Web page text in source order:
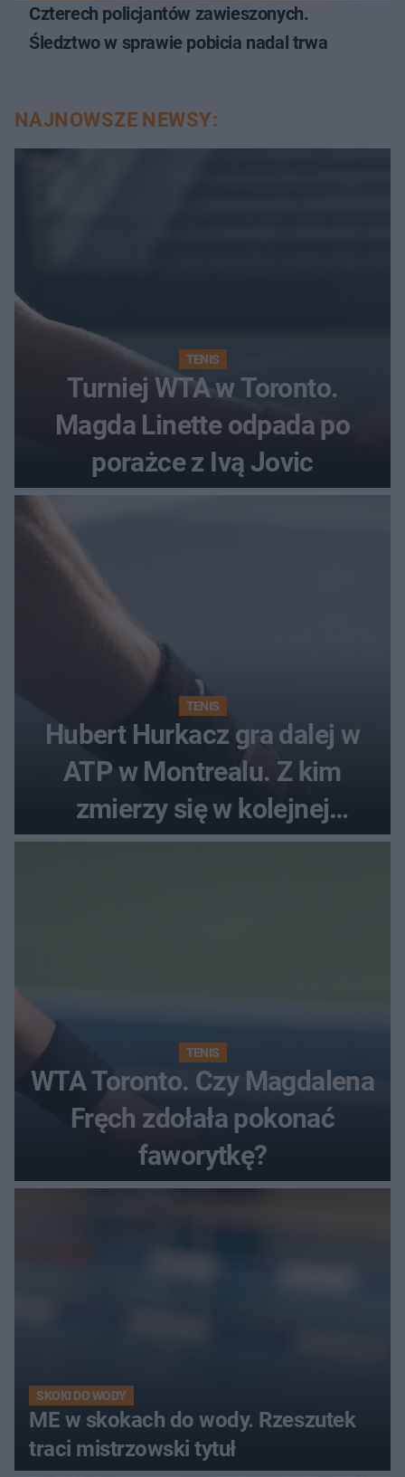
Czterech policjantów zawieszonych.
Śledztwo w sprawie pobicia nadal trwa
NAJNOWSZE NEWSY:
TENIS
Turniej WTA w Toronto.
Magda Linette odpada po
porażce z Ivą Jovic
TENIS
Hubert Hurkacz gra dalej w
ATP w Montrealu. Z kim
zmierzy się w kolejnej
rundzie?
TENIS
WTA Toronto. Czy Magdalena
Fręch zdołała pokonać
faworytkę?
SKOKI DO WODY
ME w skokach do wody. Rzeszutek
traci mistrzowski tytuł